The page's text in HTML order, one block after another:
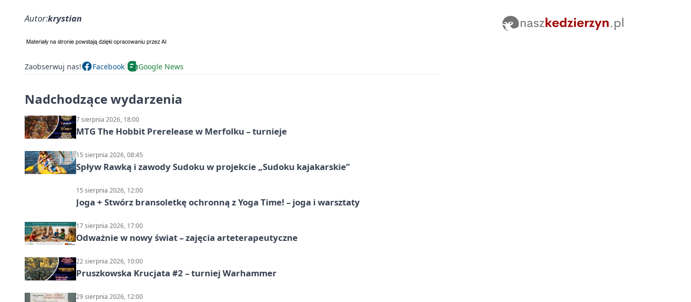
Autor:krystian
Zaobserwuj nas! Facebook Google News
Nadchodzące wydarzenia
7 sierpnia 2026, 18:00
MTG The Hobbit Prerelease w Merfolku – turnieje
15 sierpnia 2026, 08:45
Spływ Rawką i zawody Sudoku w projekcie „Sudoku kajakarskie”
15 sierpnia 2026, 12:00
Joga + Stwórz bransoletkę ochronną z Yoga Time! – joga i warsztaty
17 sierpnia 2026, 17:00
Odważnie w nowy świat – zajęcia arteterapeutyczne
22 sierpnia 2026, 10:00
Pruszkowska Krucjata #2 – turniej Warhammer
29 sierpnia 2026, 12:00